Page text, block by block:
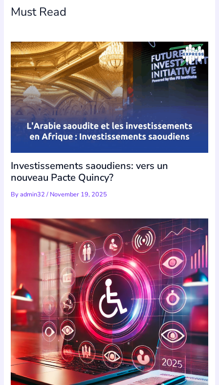
Must Read
Investissements saoudiens: vers un
nouveau Pacte Quincy?
Byadmin32/ November 19, 2025